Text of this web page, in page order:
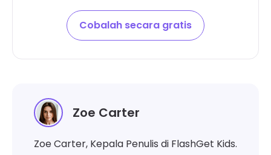
Cobalah secara gratis
Zoe Carter
Zoe Carter, Kepala Penulis di FlashGet Kids.